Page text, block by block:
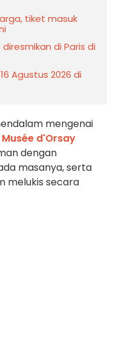
tiket masuk
di Paris di
Agustus 2026 di
mengenai
Musée d'Orsay
dengan
masanya, serta
melukis secara